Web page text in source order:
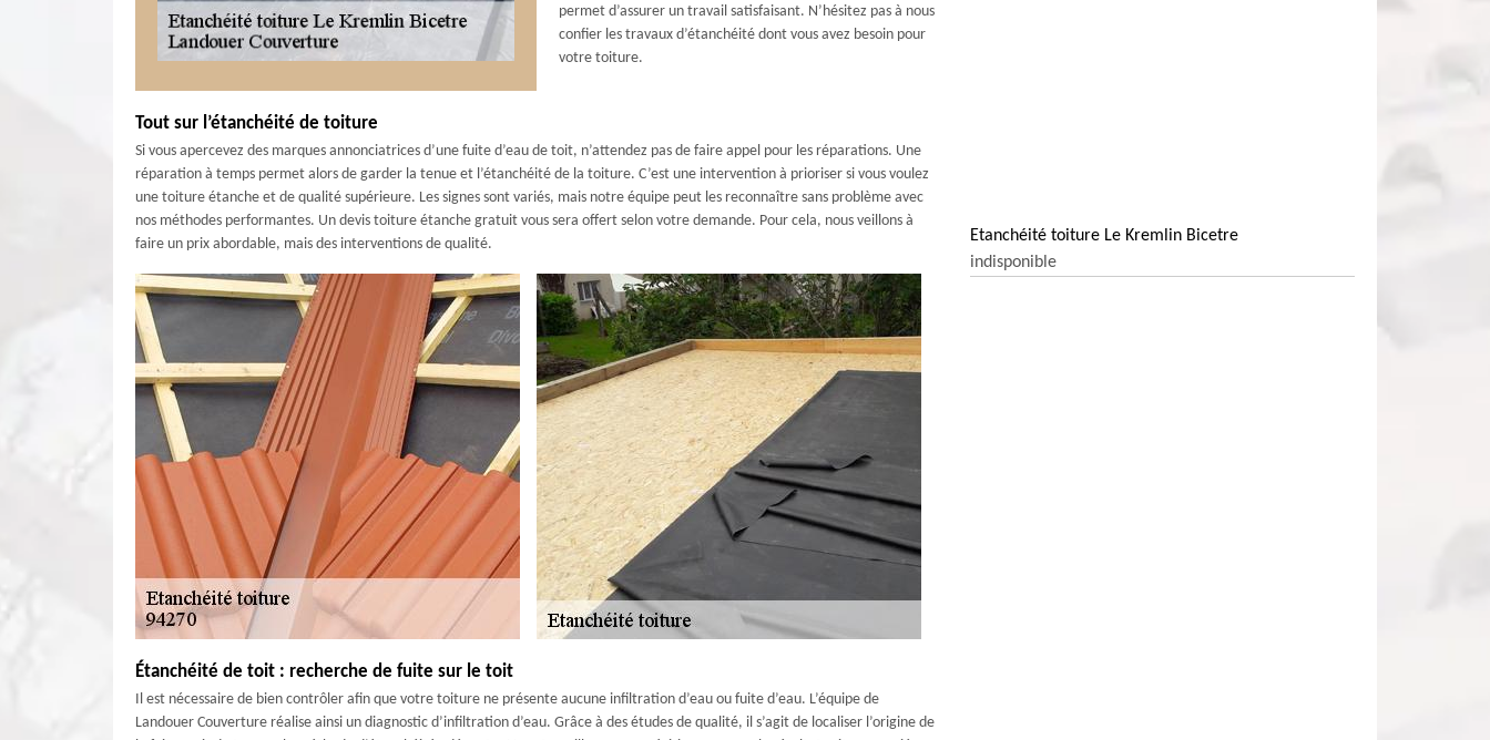
permet d’assurer un travail satisfaisant. N’hésitez pas à nous
confier les travaux d’étanchéité dont vous avez besoin pour
votre toiture.
Tout sur l’étanchéité de toiture
Si vous apercevez des marques annonciatrices d’une fuite d’eau de toit, n’attendez pas de faire appel pour les réparations. Une
réparation à temps permet alors de garder la tenue et l’étanchéité de la toiture. C’est une intervention à prioriser si vous voulez
une toiture étanche et de qualité supérieure. Les signes sont variés, mais notre équipe peut les reconnaître sans problème avec
nos méthodes performantes. Un devis toiture étanche gratuit vous sera offert selon votre demande. Pour cela, nous veillons à
faire un prix abordable, mais des interventions de qualité.
Étanchéité de toit : recherche de fuite sur le toit
Il est nécessaire de bien contrôler afin que votre toiture ne présente aucune infiltration d’eau ou fuite d’eau. L’équipe de
Landouer Couverture réalise ainsi un diagnostic d’infiltration d’eau. Grâce à des études de qualité, il s’agit de localiser l’origine de
Etanchéité toiture Le Kremlin Bicetre
indisponible